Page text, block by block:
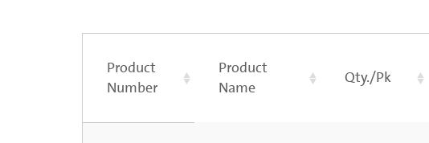
Product
Number
Product
Name
Qty./Pk